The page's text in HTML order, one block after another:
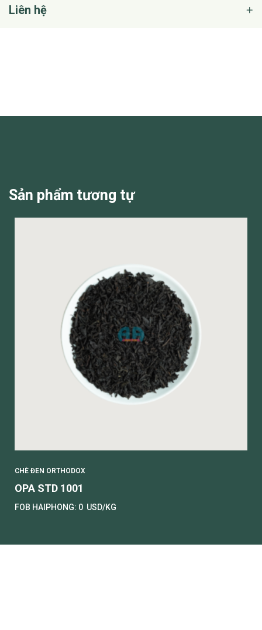
Liên hệ
Sản phẩm tương tự
CHÈ ĐEN ORTHODOX
OPA STD 1001
FOB HAIPHONG: 0 USD/KG